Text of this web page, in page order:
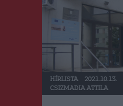
RO
HÍRLISTA
2021.10.13.
CSIZMADIA ATTILA